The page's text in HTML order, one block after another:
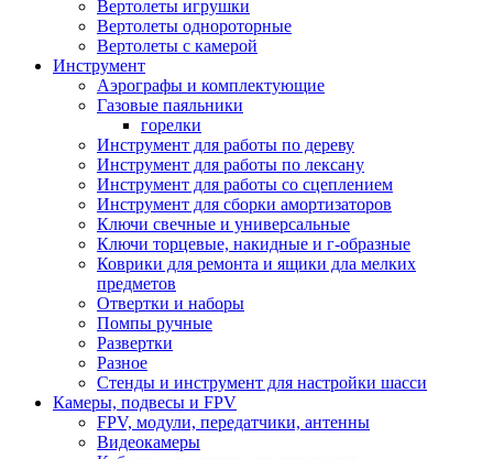
Вертолеты игрушки
Вертолеты однороторные
Вертолеты с камерой
Инструмент
Аэрографы и комплектующие
Газовые паяльники
горелки
Инструмент для работы по дереву
Инструмент для работы по лексану
Инструмент для работы со сцеплением
Инструмент для сборки амортизаторов
Ключи свечные и универсальные
Ключи торцевые, накидные и г-образные
Коврики для ремонта и ящики дла мелких
предметов
Отвертки и наборы
Помпы ручные
Развертки
Разное
Стенды и инструмент для настройки шасси
Камеры, подвесы и FPV
FPV, модули, передатчики, антенны
Видеокамеры